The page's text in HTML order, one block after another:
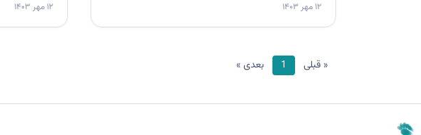
۱۲ مهر ۱۴۰۳ ۱۲ مهر ۱۴۰۳
« قبلی 1 بعدی »